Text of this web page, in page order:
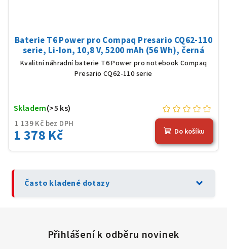
Baterie T6 Power pro Compaq Presario CQ62-110
serie, Li-Ion, 10,8 V, 5200 mAh (56 Wh), černá
Kvalitní náhradní baterie T6 Power pro notebook Compaq
Presario CQ62-110 serie
1 139 Kč bez DPH
1 378 Kč
Skladem(>5 ks)
Do košíku
Často kladené dotazy expand_more